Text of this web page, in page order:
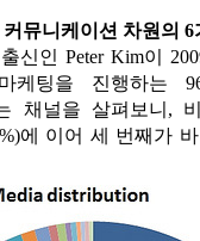
뮤니케이션 차원의 6
신인 Peter Kim이
케팅을 진행하는
채널을 살펴보니 ,
에 이어 세 번째가